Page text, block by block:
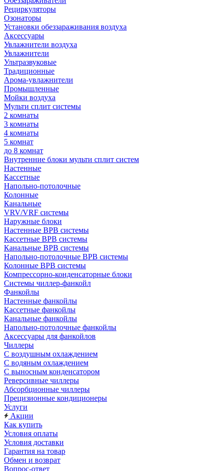
Рециркуляторы
Озонаторы
Установки обеззараживания воздуха
Аксессуары
Увлажнители воздуха
Увлажнители
Ультразвуковые
Традиционные
Арома-увлажнители
Промышленные
Мойки воздуха
Мульти сплит системы
2 комнаты
3 комнаты
4 комнаты
5 комнат
до 8 комнат
Внутренние блоки мульти сплит систем
Настенные
Кассетные
Напольно-потолочные
Колонные
Канальные
VRV/VRF системы
Наружные блоки
Настенные ВРВ системы
Кассетные ВРВ системы
Канальные ВРВ системы
Напольно-потолочные ВРВ системы
Колонные ВРВ системы
Компрессорно-конденсаторные блоки
Системы чиллер-фанкойл
Фанкойлы
Настенные фанкойлы
Кассетные фанкойлы
Канальные фанкойлы
Напольно-потолочные фанкойлы
Аксессуары для фанкойлов
Чиллеры
С воздушным охлаждением
С водяным охлаждением
С выносным конденсатором
Реверсивные чиллеры
Абсорбционные чиллеры
Прецизионные кондиционеры
Услуги
Акции
Как купить
Условия оплаты
Условия доставки
Гарантия на товар
Обмен и возврат
Вопрос-ответ